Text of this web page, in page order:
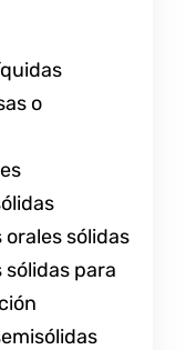
o
sólidas
para